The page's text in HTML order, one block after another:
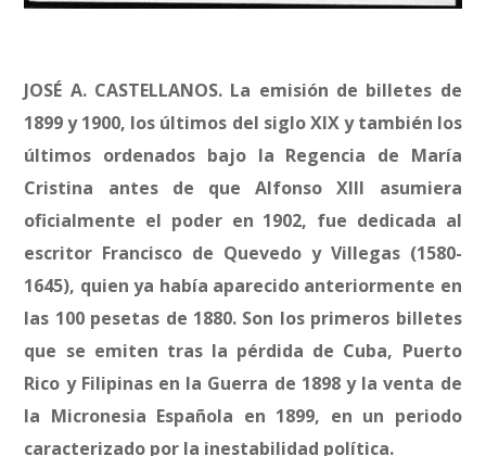
JOSÉ A. CASTELLANOS. La emisión de billetes de
1899 y 1900, los últimos del siglo XIX y también los
últimos ordenados bajo la Regencia de María
Cristina antes de que Alfonso XIII asumiera
oficialmente el poder en 1902, fue dedicada al
escritor Francisco de Quevedo y Villegas (1580-
1645), quien ya había aparecido anteriormente en
las 100 pesetas de 1880. Son los primeros billetes
que se emiten tras la pérdida de Cuba, Puerto
Rico y Filipinas en la Guerra de 1898 y la venta de
la Micronesia Española en 1899, en un periodo
caracterizado por la inestabilidad política.